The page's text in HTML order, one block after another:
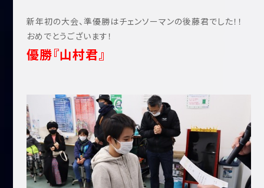
新年初の大会、準優勝はチェンソーマンの後藤君でした！！
おめでとうございます！
優勝『山村君』